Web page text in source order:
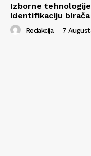
Izborne
identifikaciju
Redakcija - 7